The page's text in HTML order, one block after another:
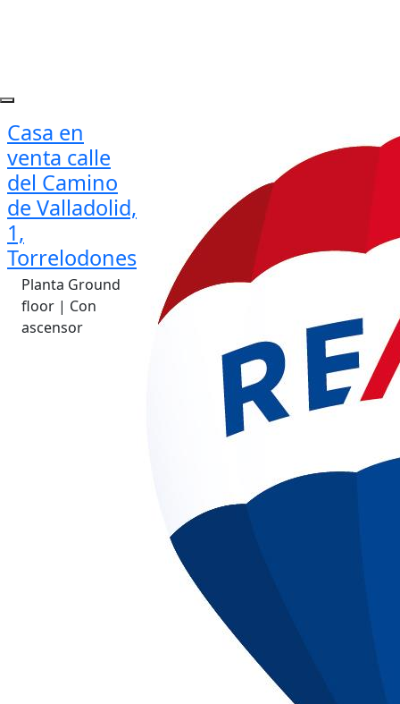
Casa en
venta calle
del Camino
de Valladolid,
1,
Torrelodones
Planta Ground
floor | Con
ascensor